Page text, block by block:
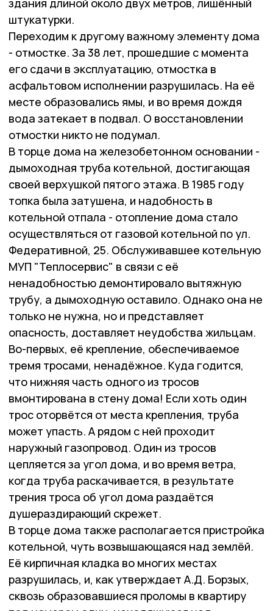
здания длиной около двух метров, лишённый
штукатурки.
Переходим к другому важному элементу дома
- отмостке. За 38 лет, прошедшие с момента
его сдачи в эксплуатацию, отмостка в
асфальтовом исполнении разрушилась. На её
месте образовались ямы, и во время дождя
вода затекает в подвал. О восстановлении
отмостки никто не подумал.
В торце дома на железобетонном основании -
дымоходная труба котельной, достигающая
своей верхушкой пятого этажа. В 1985 году
топка была затушена, и надобность в
котельной отпала - отопление дома стало
осуществляться от газовой котельной по ул.
Федеративной, 25. Обслуживавшее котельную
МУП "Теплосервис" в связи с её
ненадобностью демонтировало вытяжную
трубу, а дымоходную оставило. Однако она не
только не нужна, но и представляет
опасность, доставляет неудобства жильцам.
Во-первых, её крепление, обеспечиваемое
тремя тросами, ненадёжное. Куда годится,
что нижняя часть одного из тросов
вмонтирована в стену дома! Если хоть один
трос оторвётся от места крепления, труба
может упасть. А рядом с ней проходит
наружный газопровод. Один из тросов
цепляется за угол дома, и во время ветра,
когда труба раскачивается, в результате
трения троса об угол дома раздаётся
душераздирающий скрежет.
В торце дома также располагается пристройка
котельной, чуть возвышающаяся над землёй.
Её кирпичная кладка во многих местах
разрушилась, и, как утверждает А.Д. Борзых,
сквозь образовавшиеся проломы в квартиру